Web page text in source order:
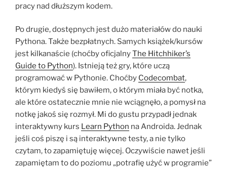
pracy nad dłuższym kodem.
Po drugie, dostępnych jest dużo materiałów do nauki
Pythona. Także bezpłatnych. Samych książek/kursów
jest kilkanaście (choćby oficjalnyThe Hitchhiker’s
Guide to Python). Istnieją też gry, które uczą
programować w Pythonie. Choćby Codecombat,
którym kiedyś się bawiłem, o którym miała być notka,
ale które ostatecznie mnie nie wciągnęło, a pomysł na
notkę jakoś się rozmył. Mi do gustu przypadł jednak
interaktywny kurs Learn Python na Androida. Jednak
jeśli coś piszę i są interaktywne testy, a nie tylko
czytam, to zapamiętuję więcej. Oczywiście nawet jeśli
zapamiętam to do poziomu „potrafię użyć w programie”